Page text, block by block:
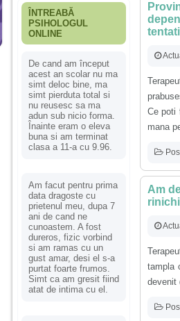
ÎNTREABĂ
PSIHOLOGUL
ONLINE
De cand am început
acest an scolar nu ma
simt deloc bine, ma
simt pierduta total si
nu reusesc sa ma
adun sub nicio forma.
Înainte eram o eleva
buna si am terminat
clasa a 11-a cu 9.96.
Am facut pentru prima
data dragoste cu
prietenul meu, dupa 7
ani de cand ne
cunoastem. A fost
dureros, fizic vorbind
si am ramas cu un
gust amar, desi el s-a
purtat foarte frumos.
Simt ca am gresit fiind
atat de intima cu el.
Ce poti
mana
Am
tampla
devenit